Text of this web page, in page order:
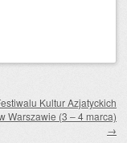
Kultur Azjatyckich
Warszawie (3 – 4 marca)
→